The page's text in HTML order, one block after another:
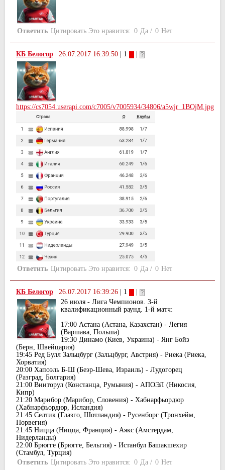
Ответить Цитировать Это нравится: 0 Да / 0 Нет
КБ Белогор 26.07.2017 16:39:50 | 1
https://cs7054.userapi.com/c7005/v7005934/34806/a5wjr_1BOjM.jpg
Ответить Цитировать Это нравится: 0 Да / 0 Нет
КБ Белогор 26.07.2017 16:39:26 | 1
26 июля - Лига Чемпионов. 3-й
квалификационный раунд. 1-й матч:
17:00 Астана (Астана, Казахстан) - Легия
(Варшава, Польша)
19:30 Динамо (Киев, Украина) - Янг Бойз
(Берн, Швейцария)
19:45 Ред Булл Зальцбург (Зальцбург, Австрия) - Риека (Риека,
Хорватия)
20:00 Хапоэль Б-Ш (Беэр-Шева, Израиль) - Лудогорец
(Разград, Болгария)
21:00 Вииторул (Констанца, Румыния) - АПОЭЛ (Никосия,
Кипр)
21:20 Марибор (Марибор, Словения) - Хабнарфьордюр
(Хабнарфьордюр, Исландия)
21:45 Селтик (Глазго, Шотландия) - Русенборг (Тронхейм,
Норвегия)
21:45 Ницца (Ницца, Франция) - Аякс (Амстердам,
Нидерланды)
22:00 Брюгге (Брюгге, Бельгия) - Истанбул Башакшехир
(Стамбул, Турция)
Ответить Цитировать Это нравится: 0 Да / 0 Нет